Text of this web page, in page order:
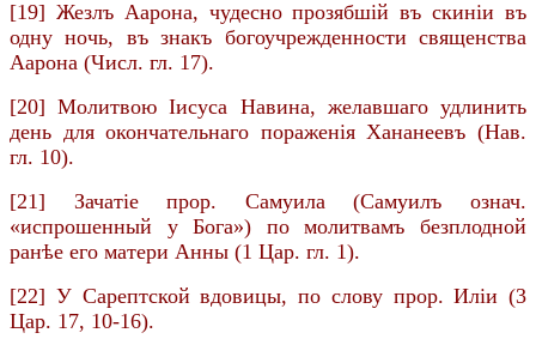
[19] Жезлъ Аарона, чудесно прозябшій въ скиніи въ
одну ночь, въ знакъ богоучрежденности священства
Аарона (Числ. гл. 17).
[20] Молитвою Іисуса Навина, желавшаго удлинить
день для окончательнаго пораженія Хананеевъ (Нав.
гл. 10).
[21] Зачатіе прор. Самуила (Самуилъ означ.
«испрошенный у Бога») по молитвамъ безплодной
ранѣе его матери Анны (1 Цар. гл. 1).
[22] У Сарептской вдовицы, по слову прор. Иліи (3
Цар. 17, 10-16).